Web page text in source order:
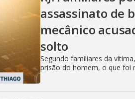
assassinato de
mecânico
solto
Segundo familiares da
prisão do homem, o que foi